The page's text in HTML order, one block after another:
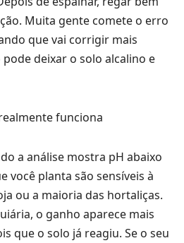
Muita gente comete o erro
que vai corrigir mais
deixar o solo alcalino e
funciona
a análise mostra pH abaixo
você planta são sensíveis à
ou a maioria das hortaliças.
o ganho aparece mais
que o solo já reagiu. Se o seu